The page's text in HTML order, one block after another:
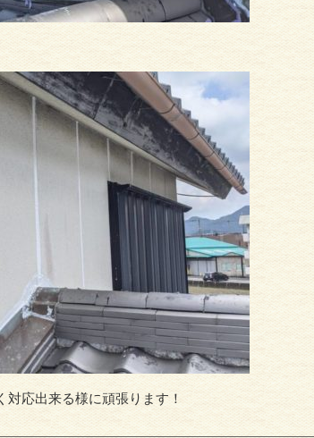
対応出来る様に頑張ります！